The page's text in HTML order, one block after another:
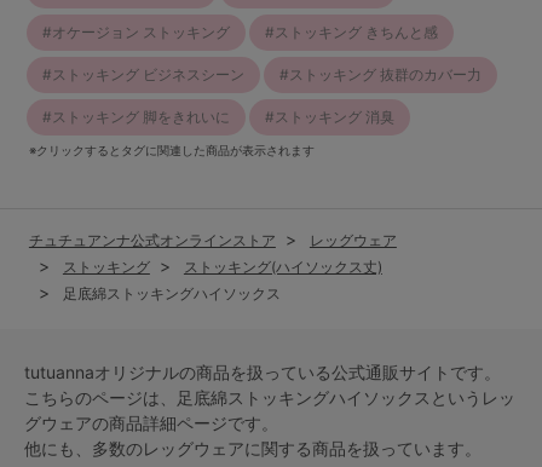
オケージョン ストッキング ストッキング きちんと感
ストッキング ビジネスシーン ストッキング 抜群のカバー力
ストッキング 脚をきれいに ストッキング 消臭
※クリックするとタグに関連した商品が表示されます
チュチュアンナ公式オンラインストア
レッグウェア
ストッキング
ストッキング(ハイソックス丈)
足底綿ストッキングハイソックス
tutuannaオリジナルの商品を扱っている公式通販サイトです。
こちらのページは、足底綿ストッキングハイソックスという レッ
グウェアの商品詳細ページです。
他にも、多数のレッグウェアに関する商品を扱っています。